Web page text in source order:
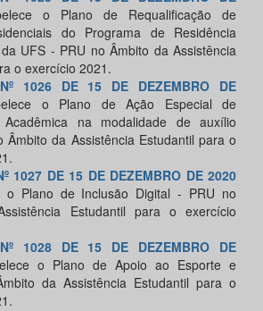
o Plano de Requalificação de
do Programa de Residência
UFS - PRU no Âmbito da Assistência
o exercício 2021.
1026 DE 15 DE DEZEMBRO DE
o Plano de Ação Especial de
Acadêmica na modalidade de auxílio
Âmbito da Assistência Estudantil para o
1027 DE 15 DE DEZEMBRO DE 2020
o Plano de Inclusão Digital - PRU no
Estudantil para o exercício
1028 DE 15 DE DEZEMBRO DE
o Plano de Apoio ao Esporte e
da Assistência Estudantil para o